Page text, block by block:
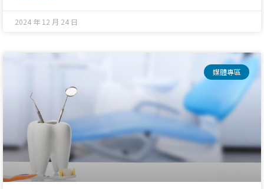
2024 年 12 月 24 日
媒體專區